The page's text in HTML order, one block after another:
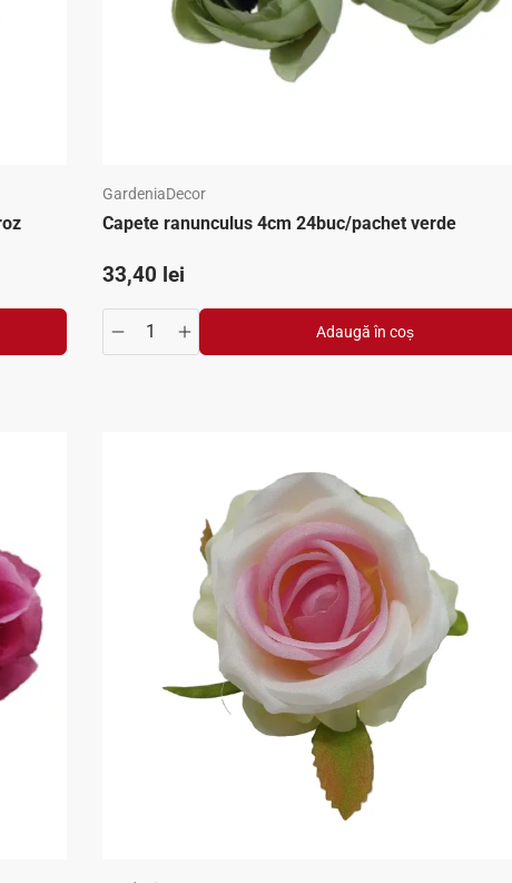
GardeniaDecor
Capete ranunculus 4cm 24buc/pachet verde
Preț standard
33,40 lei
Translation missing:
Translation missing:Adaugă în coș